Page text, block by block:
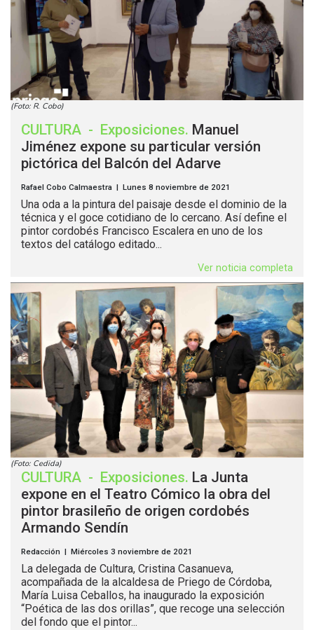
(Foto: R. Cobo)
CULTURA - Exposiciones. Manuel
Jiménez expone su particular versión
pictórica del Balcón del Adarve
Rafael Cobo Calmaestra | Lunes 8 noviembre de 2021
Una oda a la pintura del paisaje desde el dominio de la
técnica y el goce cotidiano de lo cercano. Así define el
pintor cordobés Francisco Escalera en uno de los
textos del catálogo editado...
Ver noticia completa
(Foto: Cedida)
CULTURA - Exposiciones. La Junta
expone en el Teatro Cómico la obra del
pintor brasileño de origen cordobés
Armando Sendín
Redacción | Miércoles 3 noviembre de 2021
La delegada de Cultura, Cristina Casanueva,
acompañada de la alcaldesa de Priego de Córdoba,
María Luisa Ceballos, ha inaugurado la exposición
“Poética de las dos orillas”, que recoge una selección
del fondo que el pintor...